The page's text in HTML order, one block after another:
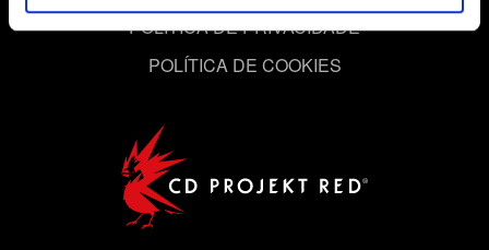
cookies com os nossos parceiros. Todos esses cookies
adicionais precisarão da sua permissão, no entanto.
"Configurações" abaixo.
POLÍTICA DE PRIVACIDADE
POLÍTICA DE COOKIES